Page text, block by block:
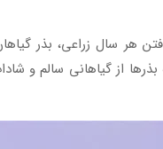
هر سال زراعی، بذر
از گیاهانی سالم و